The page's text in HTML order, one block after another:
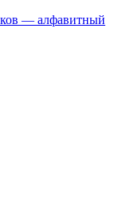
— алфавитный